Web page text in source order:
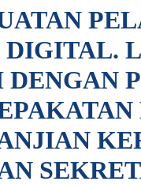
DIGITAL.